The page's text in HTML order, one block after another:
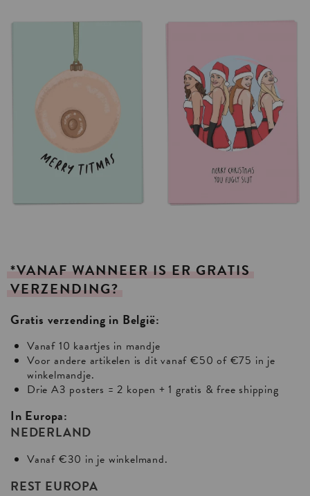
*VANAF WANNEER IS ER GRATIS
VERZENDING?
Gratis verzending in België:
Vanaf 10 kaartjes in mandje
Voor andere artikelen is dit vanaf €50 of €75 in je
winkelmandje.
Drie A3 posters = 2 kopen + 1 gratis & free shipping
In Europa:
NEDERLAND
Vanaf €30 in je winkelmand.
REST EUROPA